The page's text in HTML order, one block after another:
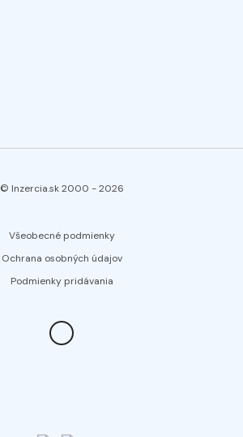
© Inzercia.sk 2000 -2026
Všeobecné podmienky
Ochrana osobných údajov
Podmienky pridávania